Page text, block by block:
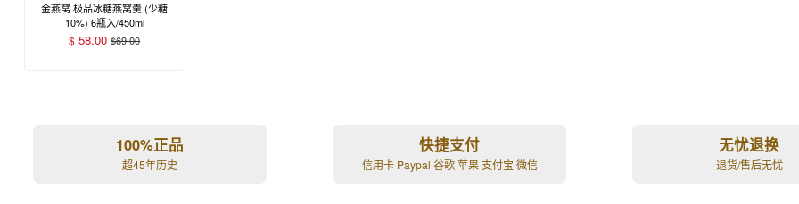
金燕窝 极品冰糖燕窝羹 (少糖
10%) 6瓶入/450ml
$ 58.00 $69.00
100%正品
超45年历史
快捷支付
信用卡 Paypal 谷歌 苹果 支付宝 微信
无忧退换
退货/售后无忧